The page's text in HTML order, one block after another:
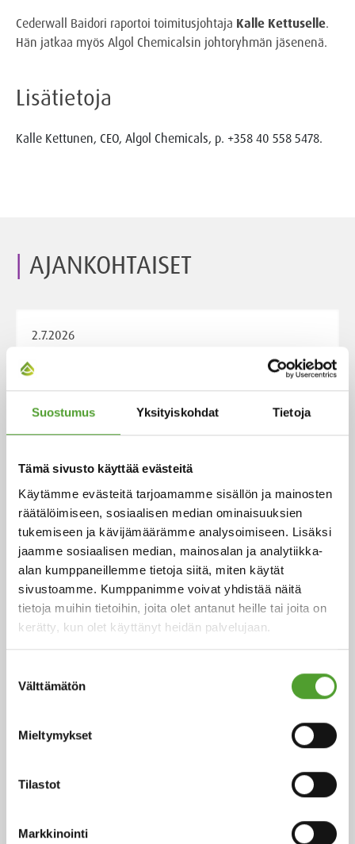
Suostumus Yksityiskohdat Tietoja
Tämä sivusto käyttää evästeitä
Käytämme evästeitä tarjoamamme sisällön ja mainosten
räätälöimiseen, sosiaalisen median ominaisuuksien
tukemiseen ja kävijämäärämme analysoimiseen. Lisäksi
jaamme sosiaalisen median, mainosalan ja analytiikka-
alan kumppaneillemme tietoja siitä, miten käytät
sivustoamme. Kumppanimme voivat yhdistää näitä
tietoja muihin tietoihin, joita olet antanut heille tai joita on
kerätty, kun olet käyttänyt heidän palvelujaan.
valinta
Välttämätön
Mieltymykset
Tilastot
Markkinointi
Cederwall Baidori raportoi toimitusjohtaja Kalle Kettuselle.
Hän jatkaa myös Algol Chemicalsin johtoryhmän jäsenenä.
Lisätietoja
Kalle Kettunen, CEO, Algol Chemicals, p. +358 40 558 5478.
AJANKOHTAISET
2.7.2026
Adam Cederwall Baidori nimitetty
Algol Chemicalsin Scandinavia -
yksikön liiketoimintajohtajaksi
18.5.2026
Juha Hietalahti nimitetty Algol
Chemicalsin väliaikaiseksi
hankintajohtajaksi
Algol Chemicals saavutti
hopeatason EcoVadis-arvioinnissa –
hankinnan kestävyys vahvistui